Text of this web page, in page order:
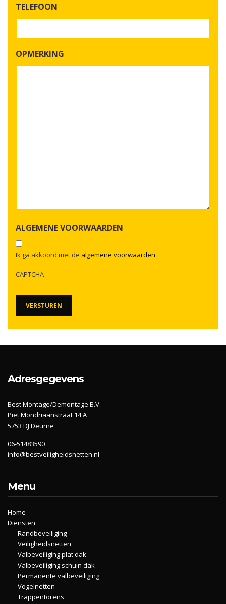
TELEFOON
OPMERKING
ALGEMENE VOORWAARDEN
Ik ga akkoord met de algemene voorwaarden
CAPTCHA
Adresgegevens
Best Montage/Demontage B.V.
Piet Mondriaanstraat 14 A
5753 DJ Deurne
06-51483590
info@bestveiligheidsnetten.nl
Menu
Home
Diensten
Randbeveiliging
Veiligheidsnetten
Valbeveiliging plat dak
Valbeveiliging schuin dak
Permanente valbeveiliging
Vogelnetten
Trappentorens